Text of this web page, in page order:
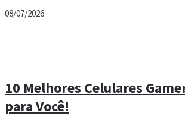
08/07/2026
10 Melhores Celulares
para Você!